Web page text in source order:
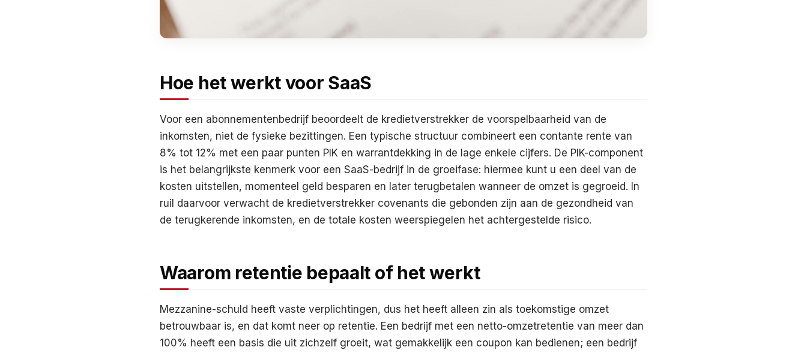
Hoe het werkt voor SaaS
Voor een abonnementenbedrijf beoordeelt de kredietverstrekker de voorspelbaarheid van de
inkomsten, niet de fysieke bezittingen. Een typische structuur combineert een contante rente van
8% tot 12% met een paar punten PIK en warrantdekking in de lage enkele cijfers. De PIK-component
is het belangrijkste kenmerk voor een SaaS-bedrijf in de groeifase: hiermee kunt u een deel van de
kosten uitstellen, momenteel geld besparen en later terugbetalen wanneer de omzet is gegroeid. In
ruil daarvoor verwacht de kredietverstrekker covenants die gebonden zijn aan de gezondheid van
de terugkerende inkomsten, en de totale kosten weerspiegelen het achtergestelde risico.
Waarom retentie bepaalt of het werkt
Mezzanine-schuld heeft vaste verplichtingen, dus het heeft alleen zin als toekomstige omzet
betrouwbaar is, en dat komt neer op retentie. Een bedrijf met een netto-omzetretentie van meer dan
100% heeft een basis die uit zichzelf groeit, wat gemakkelijk een coupon kan bedienen; een bedrijf